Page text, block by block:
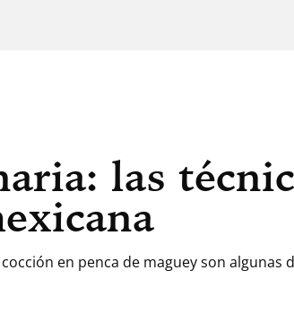
las
en penca de maguey son algunas